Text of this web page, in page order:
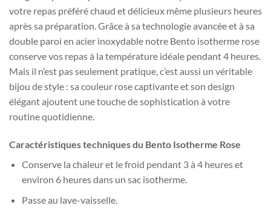
votre repas préféré chaud et délicieux même plusieurs heures
après sa préparation. Grâce à sa technologie avancée et à sa
double paroi en acier inoxydable notre Bento isotherme rose
conserve vos repas à la température idéale pendant 4 heures.
Mais il n’est pas seulement pratique, c’est aussi un véritable
bijou de style : sa couleur rose captivante et son design
élégant ajoutent une touche de sophistication à votre
routine quotidienne.
Caractéristiques techniques du Bento Isotherme Rose
Conserve la chaleur et le froid pendant 3 à 4 heures et
environ 6 heures dans un sac isotherme.
Passe au lave-vaisselle.